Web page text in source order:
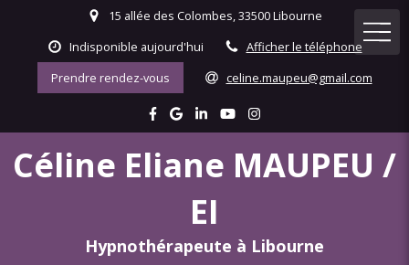
15 allée des Colombes, 33500 Libourne
Indisponible aujourd'hui
Afficher le téléphone
Prendre rendez-vous
celine.maupeu@gmail.com
Céline Eliane MAUPEU /
EI
Hypnothérapeute à Libourne